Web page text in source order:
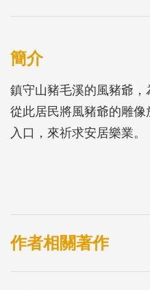
簡介
鎮守山豬毛溪的風豬爺，
從此居民將風豬爺的雕
入口，來祈求安居樂業。
作者相關著作